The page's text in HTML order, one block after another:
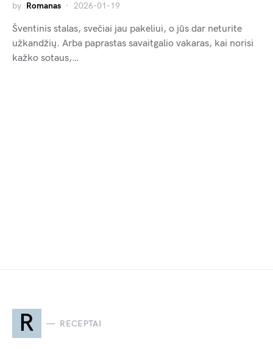
by Romanas 2026-01-19
Šventinis stalas, svečiai jau pakeliui, o jūs dar neturite
užkandžių. Arba paprastas savaitgalio vakaras, kai norisi
kažko sotaus,…
R RECEPTAI